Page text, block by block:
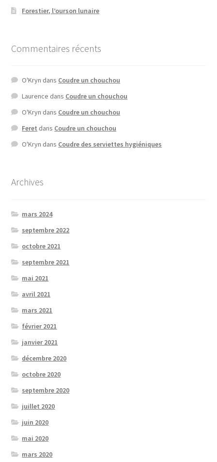
Forestier, l’ourson lunaire
Commentaires récents
O'Kryn dans Coudre un chouchou
Laurence dans Coudre un chouchou
O'Kryn dans Coudre un chouchou
Feret dans Coudre un chouchou
O'Kryn dans Coudre des serviettes hygiéniques
Archives
mars 2024
septembre 2022
octobre 2021
septembre 2021
mai 2021
avril 2021
mars 2021
février 2021
janvier 2021
décembre 2020
octobre 2020
septembre 2020
juillet 2020
juin 2020
mai 2020
mars 2020